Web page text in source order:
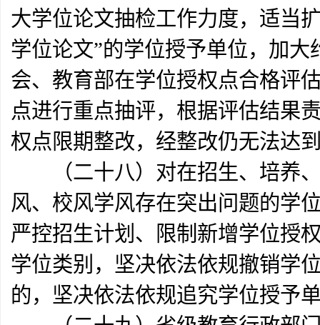
大学位论文抽检工作力度，适当
学位论文”的学位授予单位，加
会、教育部在学位授权点合格评
点进行重点抽评，根据评估结果
权点限期整改，经整改仍无法达
（二十八）对在招生、培养、
风、校风学风存在突出问题的学
严控招生计划、限制新增学位授
学位类别，坚决依法依规撤销学
的，坚决依法依规追究学位授予